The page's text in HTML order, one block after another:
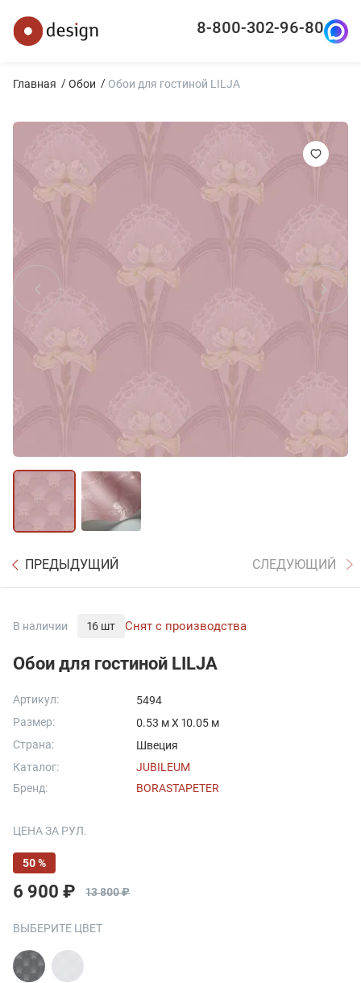
8-800-302-96-80
Главная Обои Обои для гостиной LILJA
ПРЕДЫДУЩИЙ СЛЕДУЮЩИЙ
В наличии 16 шт Снят с производства
Обои для гостиной LILJA
Артикул:
5494
Размер:
0.53 м X 10.05 м
Страна:
Швеция
Каталог:
JUBILEUM
Бренд:
BORASTAPETER
ЦЕНА ЗА РУЛ.
50 %
6 900 ₽ 13 800 ₽
ВЫБЕРИТЕ ЦВЕТ